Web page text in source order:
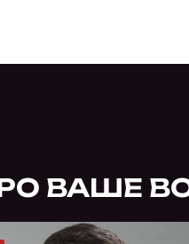
ВАШЕ